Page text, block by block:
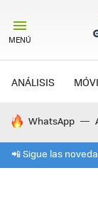
MENÚ
ANÁLISIS
HOY SE HABLA
WhatsApp
📲 Sigue las